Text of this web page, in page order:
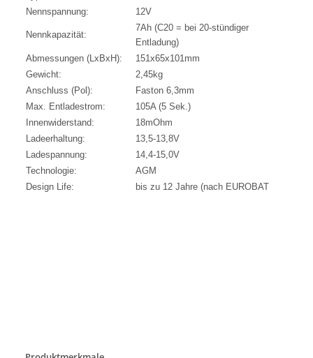
Nennspannung:
12V
Nennkapazität:
7Ah (C20 = bei 20-stündiger
Entladung)
Abmessungen (LxBxH):
151x65x101mm
Gewicht:
2,45kg
Anschluss (Pol):
Faston 6,3mm
Max. Entladestrom:
105A (5 Sek.)
Innenwiderstand:
18mOhm
Ladeerhaltung:
13,5-13,8V
Ladespannung:
14,4-15,0V
Technologie:
AGM
Design Life:
bis zu 12 Jahre (nach EUROBAT